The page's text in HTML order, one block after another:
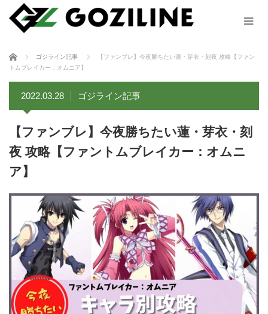
ホーム ゴジライン記事
【ファンブレ】今夜勝ちたい蓮・芽衣・刻夜 攻略【ファン
トムブレイカー：オムニア】
2022.03.28 ゴジライン記事
【ファンブレ】今夜勝ちたい蓮・芽衣・刻
夜 攻略【ファントムブレイカー：オムニ
ア】